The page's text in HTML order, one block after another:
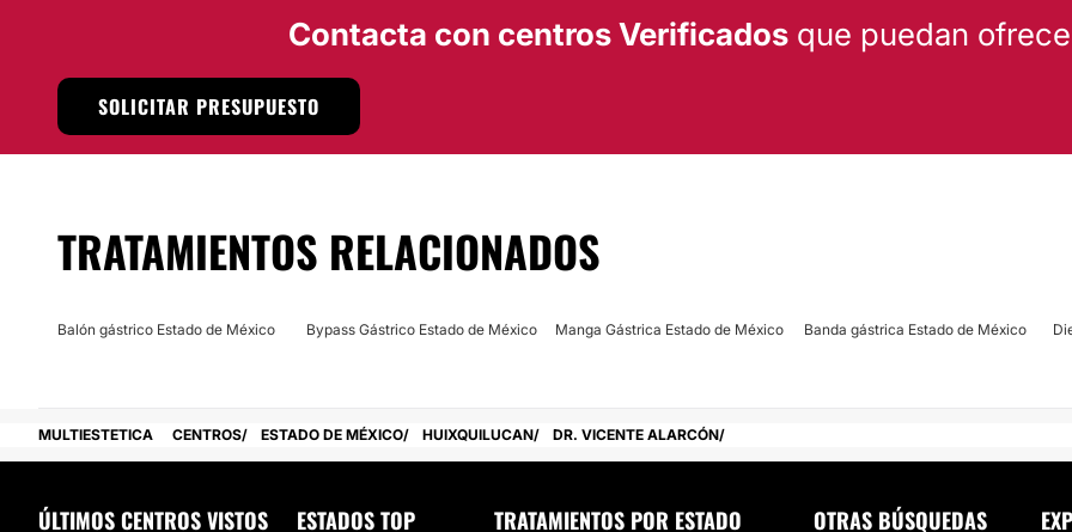
Texas Endosurgery Institute en San Antonio, y una amplia formación en este
Localización
La Clínica de NutriciónEgo Centertiene sus instalaciones ubicadas en la
No
Contacta con centros Verificadosque puedan
SOLICITAR PRESUPUESTO
TRATAMIENTOS RELACIONADOS
Balón gástrico Estado de México Bypass Gástrico Estado de México Manga Gástrica Estado de México Banda gástrica Estado de México
MULTIESTETICA CENTROS ESTADO DE MÉXICO HUIXQUILUCAN DR. VICENTE ALARCÓN
ÚLTIMOS CENTROS VISTOS ESTADOS TOP TRATAMIENTOS POR ESTADO OTRAS BÚSQUEDAS